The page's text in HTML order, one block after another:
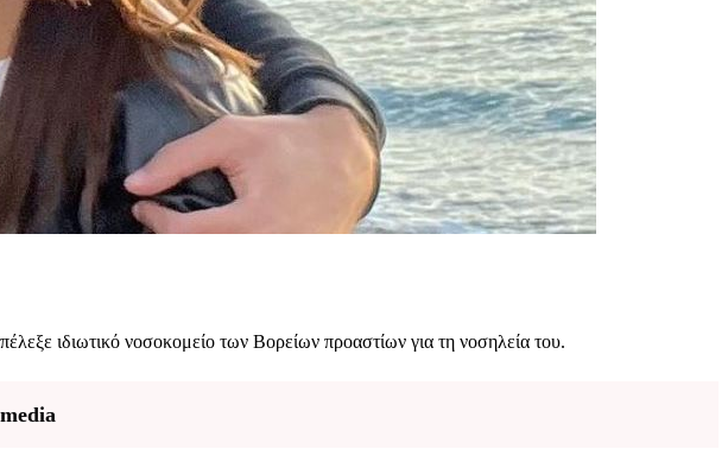
ιδιωτικό νοσοκομείο των Βορείων προαστίων για τη νοσηλεία του.